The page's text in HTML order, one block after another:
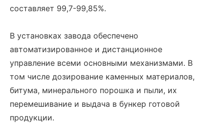
составляет 99,7-99,85%.
В установках завода обеспечено
автоматизированное и дистанционное
управление всеми основными механизмами. В
том числе дозирование каменных материалов,
битума, минерального порошка и пыли, их
перемешивание и выдача в бункер готовой
продукции.